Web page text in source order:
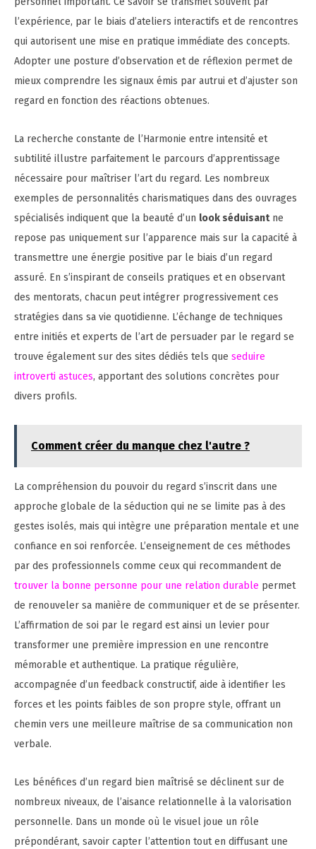
l’expérience, par le biais d’ateliers interactifs et de rencontres
qui autorisent une mise en pratique immédiate des concepts.
Adopter une posture d’observation et de réflexion permet de
mieux comprendre les signaux émis par autrui et d’ajuster son
regard en fonction des réactions obtenues.
La recherche constante de l’Harmonie entre intensité et
subtilité illustre parfaitement le parcours d’apprentissage
nécessaire pour maîtriser l’art du regard. Les nombreux
exemples de personnalités charismatiques dans des ouvrages
spécialisés indiquent que la beauté d’un look séduisantne
repose pas uniquement sur l’apparence mais sur la capacité à
transmettre une énergie positive par le biais d’un regard
assuré. En s’inspirant de conseils pratiques et en observant
des mentorats, chacun peut intégrer progressivement ces
stratégies dans sa vie quotidienne. L’échange de techniques
entre initiés et experts de l’art de persuader par le regard se
trouve également sur des sites dédiés tels que seduire
introverti astuces, apportant des solutions concrètes pour
divers profils.
Comment créer du manque chez l'autre ?
La compréhension du pouvoir du regard s’inscrit dans une
approche globale de la séduction qui ne se limite pas à des
gestes isolés, mais qui intègre une préparation mentale et une
confiance en soi renforcée. L’enseignement de ces méthodes
par des professionnels comme ceux qui recommandent de
trouver la bonne personne pour une relation durable permet
de renouveler sa manière de communiquer et de se présenter.
L’affirmation de soi par le regard est ainsi un levier pour
transformer une première impression en une rencontre
mémorable et authentique. La pratique régulière,
accompagnée d’un feedback constructif, aide à identifier les
forces et les points faibles de son propre style, offrant un
chemin vers une meilleure maîtrise de sa communication non
verbale.
Les bénéfices d’un regard bien maîtrisé se déclinent sur de
nombreux niveaux, de l’aisance relationnelle à la valorisation
personnelle. Dans un monde où le visuel joue un rôle
prépondérant, savoir capter l’attention tout en diffusant une